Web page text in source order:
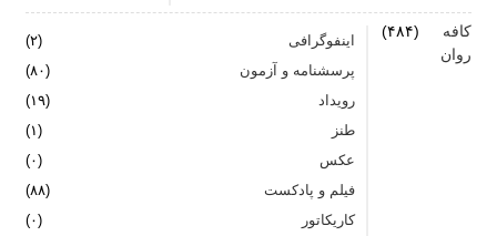
کافه
روان
(۴۸۴)
اینفوگرافی
(۲)
پرسشنامه و آزمون
(۸۰)
رویداد
(۱۹)
طنز
(۱)
عکس
(۰)
فیلم و پادکست
(۸۸)
کاریکاتور
(۰)